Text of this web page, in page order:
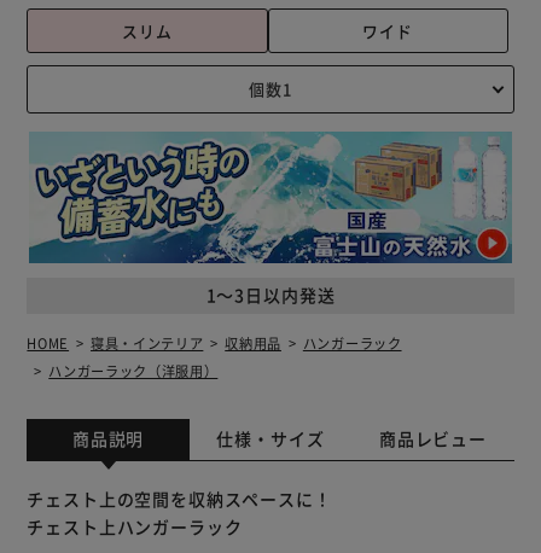
スリム
ワイド
1～3日以内発送
HOME 寝具・インテリア 収納用品
ハンガーラック
ハンガーラック（洋服用）
商品説明 仕様・サイズ 商品レビュー
チェスト上の空間を収納スペースに！
チェスト上ハンガーラック